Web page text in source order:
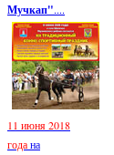
Мучкап"....
11 июня 2018
годана